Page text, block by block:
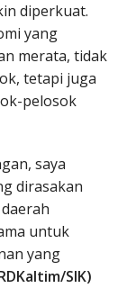
diperkuat.
yang
merata, tidak
tetapi juga
pelosok
saya
dirasakan
untuk
yang
SIK)